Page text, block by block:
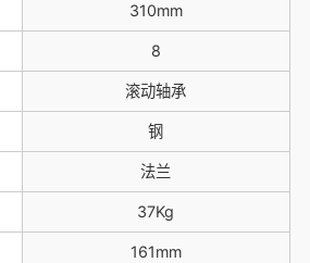
310mm
8
滚动轴承
钢
法兰
37Kg
161mm